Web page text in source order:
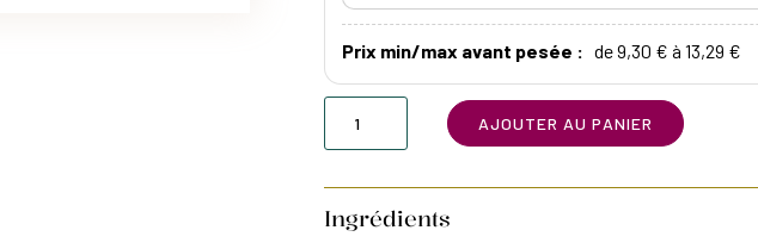
Prix min/max avant pesée : de 9,30 € à 13,29 €
de
de
AJOUTER AU PANIER
Ingrédients